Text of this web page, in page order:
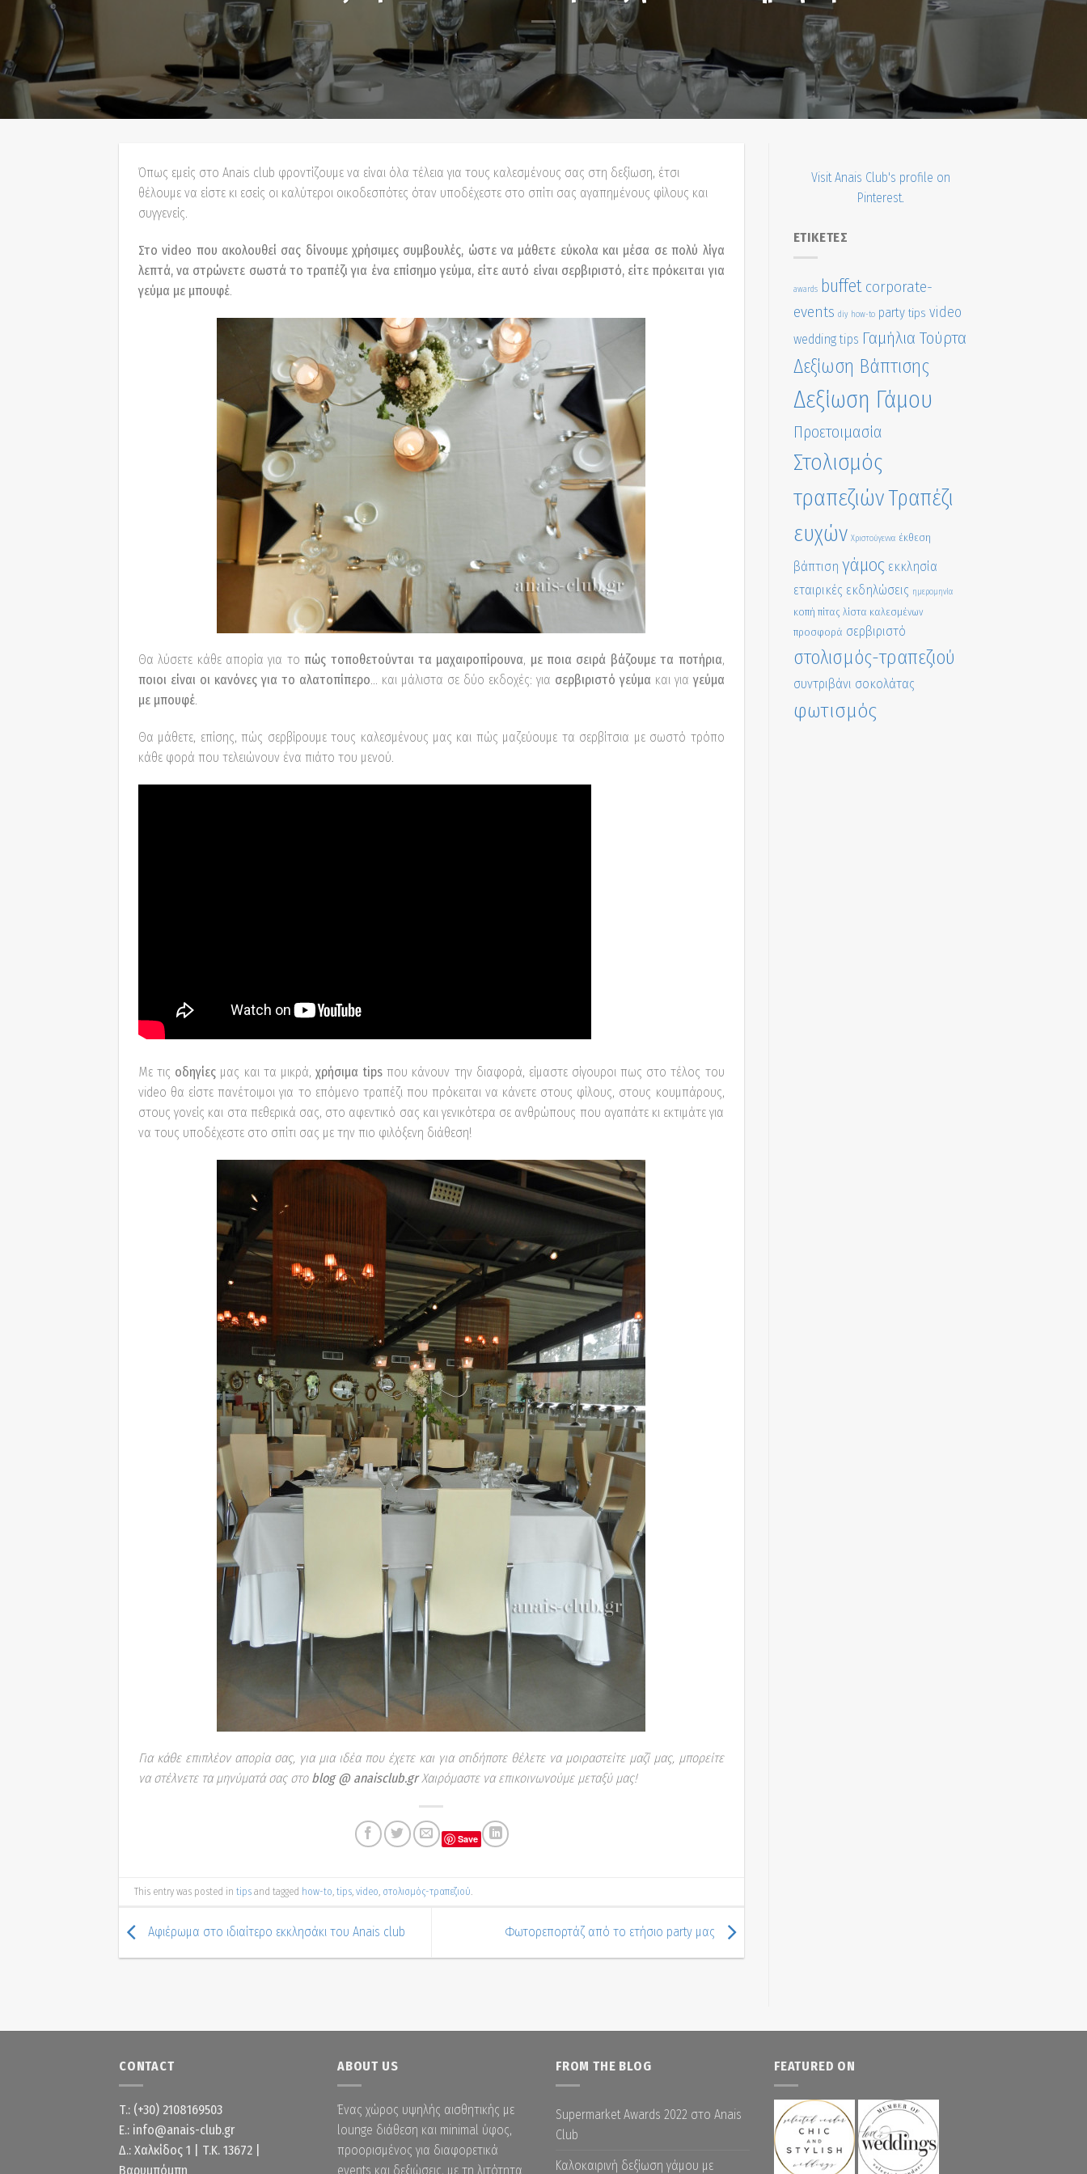
Όπως εμείς στο Anais club φροντίζουμε να είναι όλα τέλεια για τους καλεσμένους σας στη δεξίωση, έτσι
θέλουμε να είστε κι εσείς οι καλύτεροι οικοδεσπότες όταν υποδέχεστε στο σπίτι σας αγαπημένους φίλους και
συγγενείς.
Στο video που ακολουθεί σας δίνουμε χρήσιμες συμβουλές, ώστε να μάθετε εύκολα και μέσα σε πολύ λίγα
λεπτά, να στρώνετε σωστά το τραπέζι για ένα επίσημο γεύμα, είτε αυτό είναι σερβιριστό, είτε πρόκειται για
γεύμα με μπουφέ
Θα λύσετε κάθε απορία για τοπώς τοποθετούνται τα μαχαιροπίρουνα, με ποια σειρά βάζουμε τα ποτήρια,
ποιοι είναι οι κανόνες για το αλατοπίπερο… και μάλιστα σε δύο εκδοχές: για σερβιριστό γεύμα και γιαγεύμα
με μπουφέ.
Θα μάθετε, επίσης, πώς σερβίρουμε τους καλεσμένους μας και πώς μαζεύουμε τα σερβίτσια με σωστό τρόπο
κάθε φορά που τελειώνουν ένα πιάτο του μενού.
Με τις οδηγίες μας και τα μικρά, χρήσιμα tips που κάνουν την διαφορά, είμαστε σίγουροι πως στο τέλος του
video θα είστε πανέτοιμοι για το επόμενο τραπέζι που πρόκειται να κάνετε στους φίλους, στους κουμπάρους,
στους γονείς και στα πεθερικά σας, στο αφεντικό σας και γενικότερα σε ανθρώπους που αγαπάτε κι εκτιμάτε για
να τους υποδέχεστε στο σπίτι σας με την πιο φιλόξενη διάθεση!
Για κάθε επιπλέον απορία σας, για μια ιδέα που έχετε και για οτιδήποτε θέλετε να μοιραστείτε μαζί μας, μπορείτε
να στέλνετε τα μηνύματά σας στο blog @ anaisclub.grΧαιρόμαστε να επικοινωνούμε μεταξύ μας!
Save
This entry was posted intips and tagged how-to ,tips ,video στολισμός-τραπεζιού
Αφιέρωμα στο ιδιαίτερο εκκλησάκι του Anais club Φωτορεπορτάζ από το ετήσιο party μας
Visit Anais Club's profile on
Pinterest.
ΕΤΙΚΈΤΕΣ
awards buffet corporate-
events diy how-to party tips video
wedding tips Γαμήλια Τούρτα
Δεξίωση Βάπτισης
Δεξίωση Γάμου
Προετοιμασία
Στολισμός
τραπεζιώνΤραπέζι
ευχών Χριστούγεννα έκθεση
βάπτιση γάμος εκκλησία
εταιρικές εκδηλώσεις ημερομηνία
κοπή πίτας λίστα καλεσμένων
προσφορά σερβιριστό
στολισμός-τραπεζιού
συντριβάνι σοκολάτας
φωτισμός
CONTACT
Τ.: (+30) 2108169503
Ε.: info@anais-club.gr
Δ.: Χαλκίδος 1 | Τ.Κ. 13672 |
Βαρυμπόμπη
ABOUT US
Ένας χώρος υψηλής αισθητικής με
lounge διάθεση και minimal ύφος,
προορισμένος για διαφορετικά
events και δεξιώσεις, με τη λιτότητα
FROM THE BLOG
Supermarket Awards 2022 στο Anais
Club
Καλοκαιρινή δεξίωση γάμου με
FEATURED ON